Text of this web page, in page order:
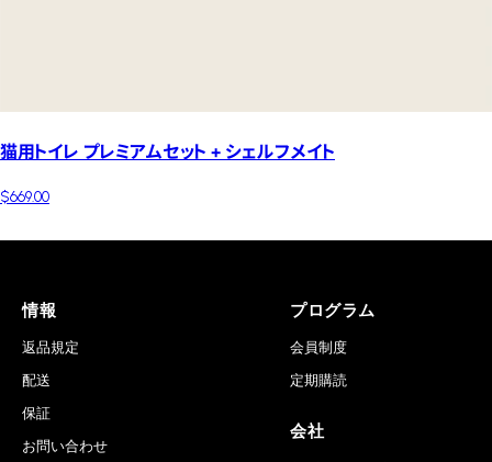
猫用トイレ プレミアムセット + シェルフメイト
$669.00
情報
返品規定
配送
保証
お問い合わせ
プログラム
会員制度
定期購読
会社